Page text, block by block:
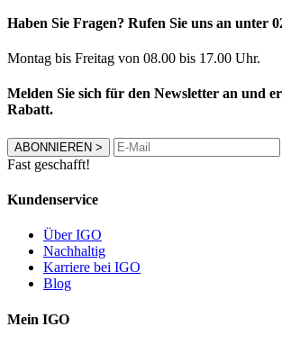
Haben Sie Fragen? Rufen Sie uns an unter
Montag bis Freitag von 08.00 bis 17.00 Uhr.
Melden Sie sich für den Newsletter an und
Rabatt.
ABONNIEREN >
Fast geschafft!
Kundenservice
Über IGO
Nachhaltig
Karriere bei IGO
Blog
Mein IGO